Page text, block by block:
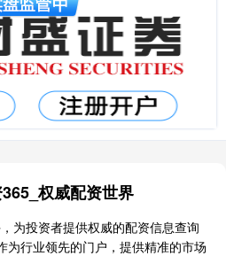
权威配资世界
为投资者提供权威的配资信息查询
为行业领先的门户，提供精准的市场